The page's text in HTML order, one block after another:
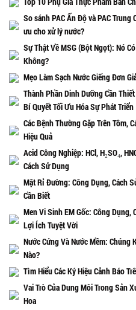
So sánh PAC Ấn Độ và PAC
ưu cho xử lý nước?
Sự Thật Về MSG (Bột Ngọt): Nó
Không?
Mẹo Làm Sạch Nước Giếng Đơn
Thành Phần Dinh Dưỡng Cần
Bí Quyết Tối Ưu Hóa Sự Phát Triển
Các Bệnh Thường Gặp Trên Tôm,
Hiệu Quả
Acid Công Nghiệp: HCl, H₂SO₄,
Cách Sử Dụng
Mật Rỉ Đường: Công Dụng, Cách
Cần Biết
Men Vi Sinh EM Gốc: Công Dụng,
Lợi Ích Tuyệt Vời
Nước Cứng Và Nước Mềm: Chúng
Nào?
Tìm Hiểu Các Ký Hiệu Cảnh Báo
Vai Trò Của Dung Môi Trong Sản
Hoa